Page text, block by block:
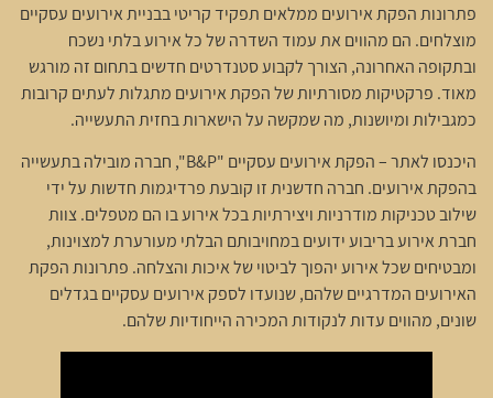
פתרונות הפקת אירועים ממלאים תפקיד קריטי בבניית אירועים עסקיים
מוצלחים. הם מהווים את עמוד השדרה של כל אירוע בלתי נשכח
ובתקופה האחרונה, הצורך לקבוע סטנדרטים חדשים בתחום זה מורגש
מאוד. פרקטיקות מסורתיות של הפקת אירועים מתגלות לעתים קרובות
כמגבילות ומיושנות, מה שמקשה על הישארות בחזית התעשייה.
היכנסו לאתר – הפקת אירועים עסקיים "B&P", חברה מובילה בתעשייה
בהפקת אירועים. חברה חדשנית זו קובעת פרדיגמות חדשות על ידי
שילוב טכניקות מודרניות ויצירתיות בכל אירוע בו הם מטפלים. צוות
חברת אירוע בריבוע ידועים במחויבותם הבלתי מעורערת למצוינות,
ומבטיחים שכל אירוע יהפוך לביטוי של איכות והצלחה. פתרונות הפקת
האירועים המדרגיים שלהם, שנועדו לספק אירועים עסקיים בגדלים
שונים, מהווים עדות לנקודות המכירה הייחודיות שלהם.